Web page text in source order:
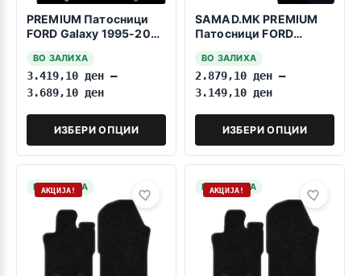
PREMIUM Патосници
FORD Galaxy 1995-2006
stiskanje
ВО ЗАЛИХА
3.419,10 ден –
3.689,10 ден
ИЗБЕРИ ОПЦИИ
SAMAD.MK PREMIUM
Патосници FORD
1992-1996
ВО ЗАЛИХА
2.879,10 ден –
3.149,10 ден
ИЗБЕРИ ОПЦИИ
НА ЗАЛИХА
АКЦИЈА! НА ЗАЛИХА
АКЦИЈА!